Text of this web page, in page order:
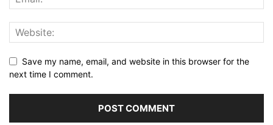
Save my name, email, and website in this browser for the
next time I comment.